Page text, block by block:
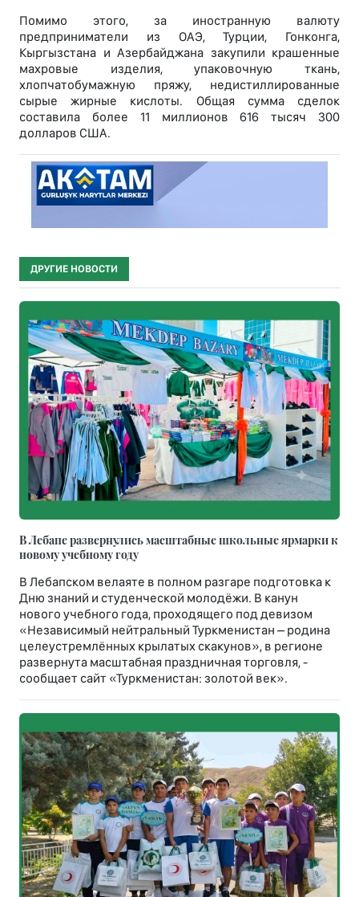
Помимо этого, за иностранную валюту
предприниматели из ОАЭ, Турции, Гонконга,
Кыргызстана и Азербайджана закупили крашенные
махровые изделия, упаковочную ткань,
хлопчатобумажную пряжу, недистиллированные
сырые жирные кислоты. Общая сумма сделок
составила более 11 миллионов 616 тысяч 300
долларов США.
ДРУГИЕ НОВОСТИ
В Лебапе развернулись масштабные школьные ярмарки к
новому учебному году
В Лебапском велаяте в полном разгаре подготовка к
Дню знаний и студенческой молодёжи. В канун
нового учебного года, проходящего под девизом
«Независимый нейтральный Туркменистан – родина
целеустремлённых крылатых скакунов», в регионе
развернута масштабная праздничная торговля, -
сообщает сайт «Туркменистан: золотой век».